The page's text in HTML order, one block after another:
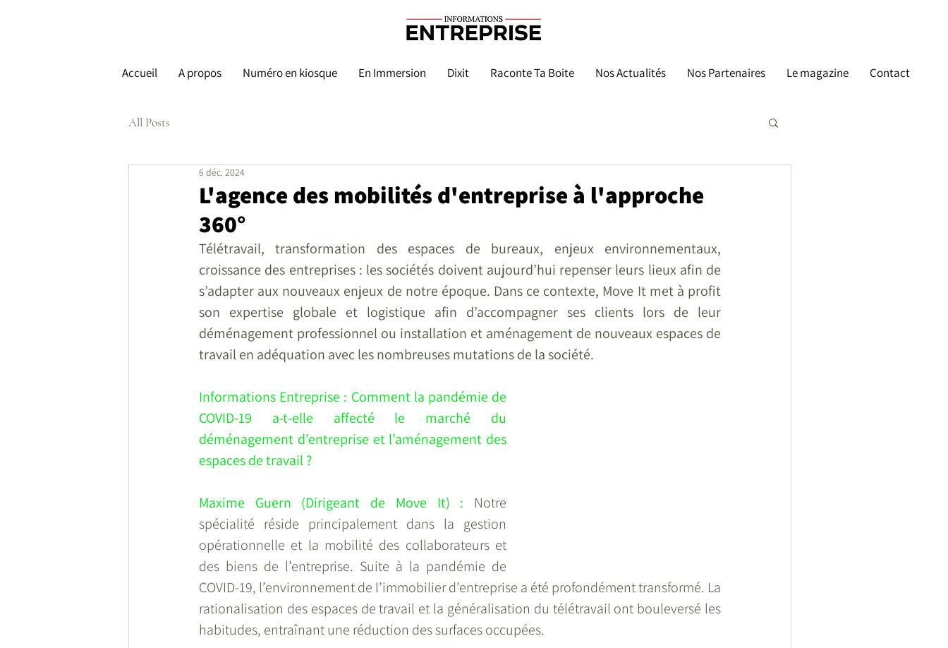
Accueil A propos Numéro en kiosque En Immersion Dixit Raconte Ta Boite Nos Actualités Nos Partenaires Le magazine Contact
All Posts
L'agence des mobilités d'entreprise à l'approche
360°
6 déc. 2024
Télétravail, transformation des espaces de bureaux, enjeux environnementaux,
croissance des entreprises : les sociétés doivent aujourd’hui repenser leurs lieux afin de
s’adapter aux nouveaux enjeux de notre époque. Dans ce contexte, Move It met à profit
son expertise globale et logistique afin d’accompagner ses clients lors de leur
déménagement professionnel ou installation et aménagement de nouveaux espaces de
travail en adéquation avec les nombreuses mutations de la société.
Informations Entreprise : Comment la pandémie de
COVID-19 a-t-elle affecté le marché du
déménagement d’entreprise et l’aménagement des
espaces de travail ?
Maxime Guern (Dirigeant de Move It) : Notre
spécialité réside principalement dans la gestion
opérationnelle et la mobilité des collaborateurs et
des biens de l’entreprise. Suite à la pandémie de
COVID-19, l’environnement de l’immobilier d’entreprise a été profondément transformé. La
rationalisation des espaces de travail et la généralisation du télétravail ont bouleversé les
habitudes, entraînant une réduction des surfaces occupées.